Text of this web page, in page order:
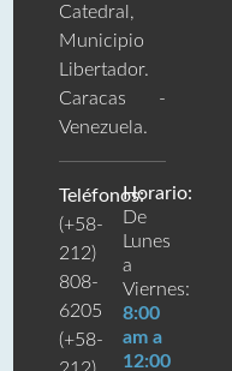
Catedral,
Municipio
Libertador.
Caracas -
Venezuela.
Teléfonos:
(+58-
212)
808-
6205
(+58-
Horario:
De
Lunes
a
Viernes:
8:00
am a
12:00